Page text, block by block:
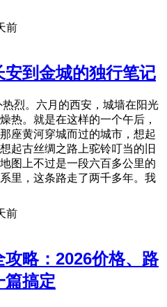
前
到金城的独行笔记
烈。六月的西安，城墙在阳光
热。就是在这样的一个午后，
座黄河穿城而过的城市，想起
起古丝绸之路上驼铃叮当的旧
图上不过是一段六百多公里的
里，这条路走了两千多年。我
前
略：2026价格、路
篇搞定